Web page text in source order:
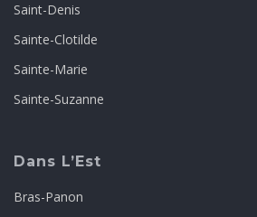
Saint-Denis
Sainte-Clotilde
Sainte-Marie
Sainte-Suzanne
Dans L’Est
Bras-Panon